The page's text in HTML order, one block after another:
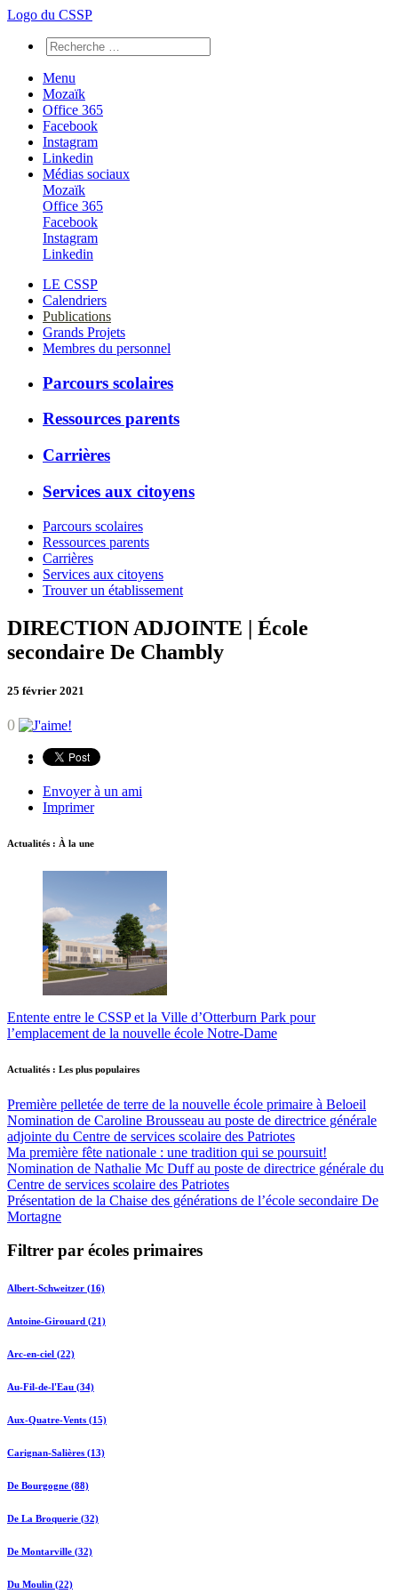
Logo du CSSP
Menu
Mozaïk
Office 365
Facebook
Instagram
Linkedin
Médias sociaux
Mozaïk
Office 365
Facebook
Instagram
Linkedin
LE CSSP
Calendriers
Publications
Grands Projets
Membres du personnel
Parcours scolaires
Ressources parents
Carrières
Services aux citoyens
Parcours scolaires
Ressources parents
Carrières
Services aux citoyens
Trouver un établissement
DIRECTION ADJOINTE | École
secondaire De Chambly
25 février 2021
0
Envoyer à un ami
Imprimer
Actualités : À la une
Entente entre le CSSP et la Ville d’Otterburn Park pour
l’emplacement de la nouvelle école Notre-Dame
Actualités : Les plus populaires
Première pelletée de terre de la nouvelle école primaire à Beloeil
Nomination de Caroline Brousseau au poste de directrice générale
adjointe du Centre de services scolaire des Patriotes
Ma première fête nationale : une tradition qui se poursuit!
Nomination de Nathalie Mc Duff au poste de directrice générale du
Centre de services scolaire des Patriotes
Présentation de la Chaise des générations de l’école secondaire De
Mortagne
Filtrer par écoles primaires
Albert-Schweitzer (16)
Antoine-Girouard (21)
Arc-en-ciel (22)
Au-Fil-de-l'Eau (34)
Aux-Quatre-Vents (15)
Carignan-Salières (13)
De Bourgogne (88)
De La Broquerie (32)
De Montarville (32)
Du Moulin (22)